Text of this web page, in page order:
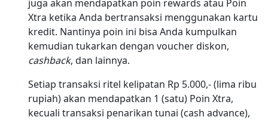
juga akan mendapatkan poin rewards atau Poin
Xtra ketika Anda bertransaksi menggunakan kartu
kredit. Nantinya poin ini bisa Anda kumpulkan
kemudian tukarkan dengan voucher diskon,
cashback, dan lainnya.
Setiap transaksi ritel kelipatan Rp 5.000,- (lima ribu
rupiah) akan mendapatkan 1 (satu) Poin Xtra,
kecuali transaksi penarikan tunai (cash advance),